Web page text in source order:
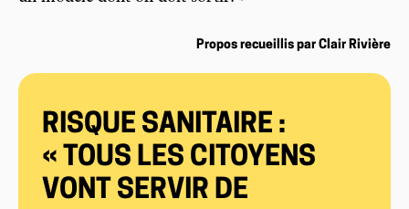
Propos recueillis par Clair Rivière
RISQUE SANITAIRE :
« TOUS LES CITOYENS
VONT SERVIR DE